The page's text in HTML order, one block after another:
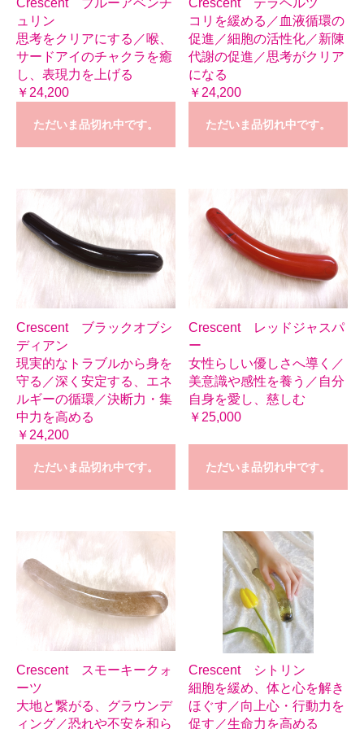
ュリン
思考をクリアにする／喉、
サードアイのチャクラを癒
し、表現力を上げる
￥24,200
ただいま品切れ中です。
コリを緩める／血液循環の
促進／細胞の活性化／新陳
代謝の促進／思考がクリア
になる
￥24,200
ただいま品切れ中です。
Crescent ブラックオブシ
ディアン
現実的なトラブルから身を
守る／深く安定する、エネ
ルギーの循環／決断力・集
中力を高める
￥24,200
ただいま品切れ中です。
Crescent レッドジャスパ
ー
女性らしい優しさへ導く／
美意識や感性を養う／自分
自身を愛し、慈しむ
￥25,000
ただいま品切れ中です。
Crescent スモーキークォ
ーツ
大地と繋がる、グラウンデ
ィング／恐れや不安を和ら
Crescent シトリン
細胞を緩め、体と心を解き
ほぐす／向上心・行動力を
促す／生命力を高める